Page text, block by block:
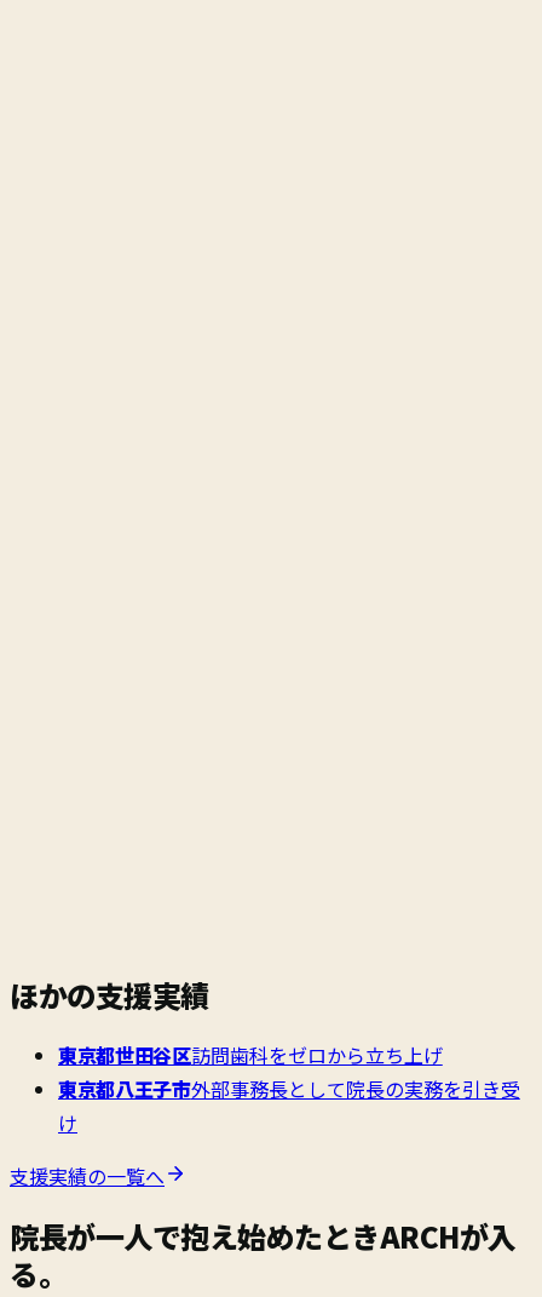
ほかの支援実績
東京都世田谷区訪問歯科をゼロから立ち上げ
東京都八王子市外部事務長として院長の実務を引き受
け
支援実績の一覧へ
院長が一人で抱え始めたときARCHが入
る。